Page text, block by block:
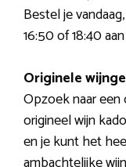
Bestel je
16:50 of 18:40
Originele
Opzoek naar een
origineel wijn
en je kunt het